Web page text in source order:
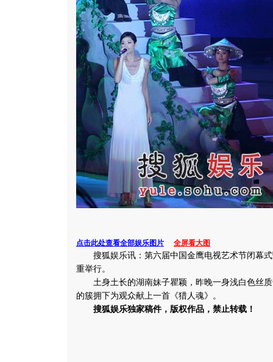
点击此处查看全部娱乐图片 全屏看大图
搜狐娱乐讯：第六届中国金鹰电视艺术节闭幕式
重举行。
土身土长的湖南妹子瞿颖，昨晚一身浅白色丝质
的簇拥下为观众献上一首《猎人魂》。
搜狐娱乐独家稿件，版权作品，禁止转载！